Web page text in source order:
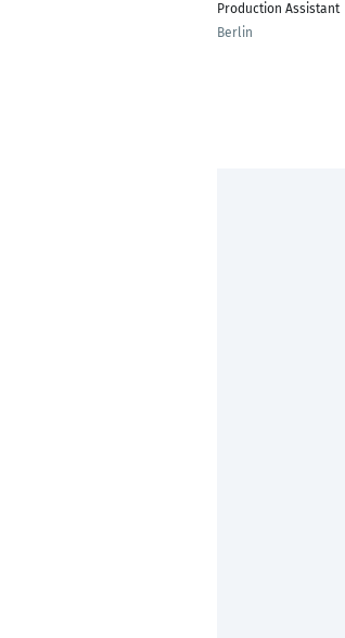
Production Assistant
Berlin